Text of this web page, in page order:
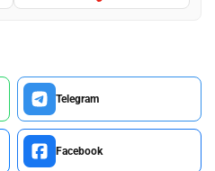
Telegram
Facebook